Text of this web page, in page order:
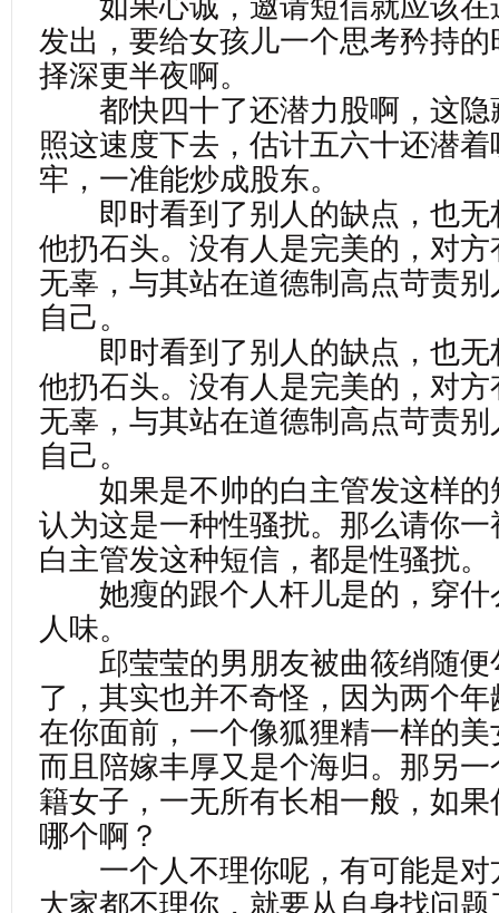
如果心诚，邀请短信就应该在
发出，要给女孩儿一个思考矜持
择深更半夜啊。
都快四十了还潜力股啊，这隐
照这速度下去，估计五六十还潜
牢，一准能炒成股东。
即时看到了别人的缺点，也无
他扔石头。没有人是完美的，对
无辜，与其站在道德制高点苛责
自己。
即时看到了别人的缺点，也无
他扔石头。没有人是完美的，对
无辜，与其站在道德制高点苛责
自己。
如果是不帅的白主管发这样的
认为这是一种性骚扰。那么请你
白主管发这种短信，都是性骚扰。
她瘦的跟个人杆儿是的，穿什
人味。
邱莹莹的男朋友被曲筱绡随便
了，其实也并不奇怪，因为两个
在你面前，一个像狐狸精一样的
而且陪嫁丰厚又是个海归。那另
籍女子，一无所有长相一般，如
哪个啊？
一个人不理你呢，有可能是对
大家都不理你，就要从自身找问题